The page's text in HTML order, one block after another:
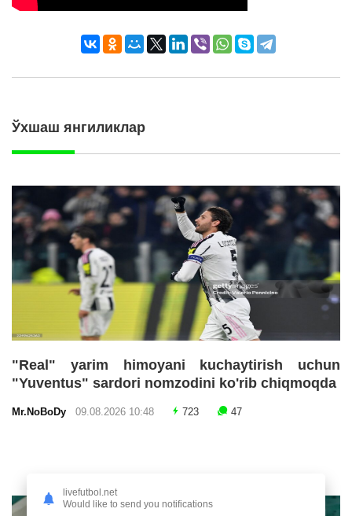
Ўхшаш янгиликлар
"Real" yarim himoyani kuchaytirish uchun
"Yuventus" sardori nomzodini ko'rib chiqmoqda
Mr.NoBoDy 09.08.2026 10:48 723 47
livefutbol.net
Would like to send you notifications